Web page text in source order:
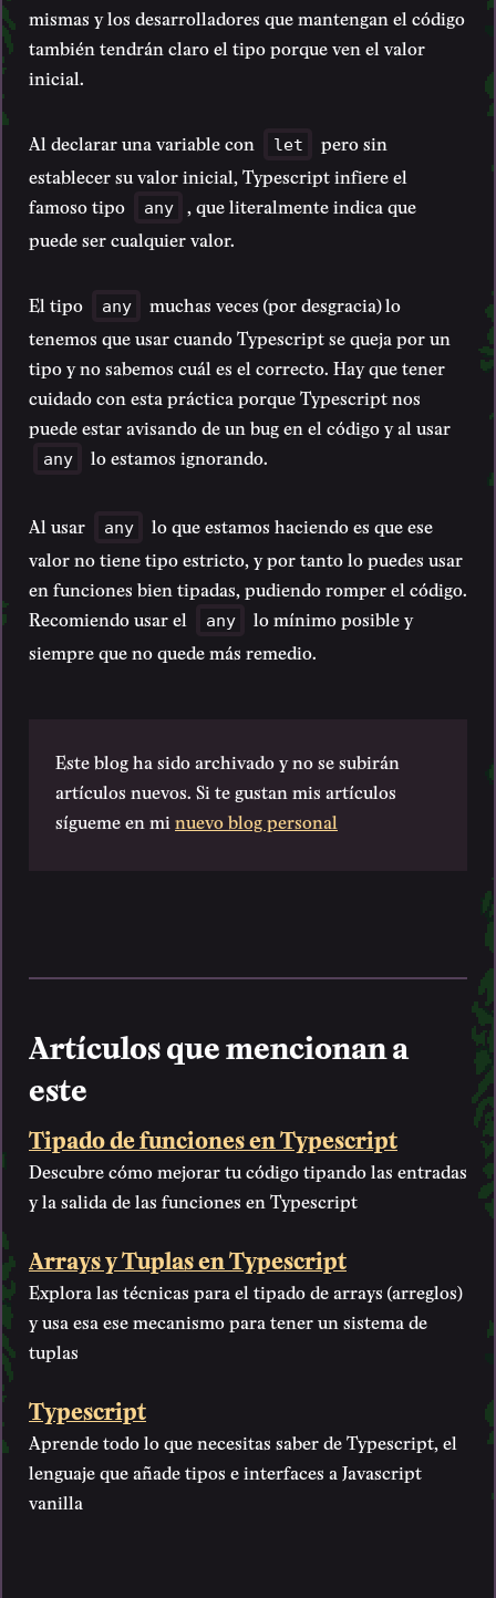
mismas y los desarrolladores que mantengan el código
también tendrán claro el tipo porque ven el valor
inicial.
Al declarar una variable con let
pero sin
establecer su valor inicial, Typescript infiere el
famoso tipo
any
, que literalmente indica que
puede ser cualquier valor.
El tipo any
muchas veces (por desgracia) lo
tenemos que usar cuando Typescript se queja por un
tipo y no sabemos cuál es el correcto. Hay que tener
cuidado con esta práctica porque Typescript nos
puede estar avisando de un bug en el código y al usar
any lo estamos ignorando.
Al usar any
lo que estamos haciendo es que ese
valor no tiene tipo estricto, y por tanto lo puedes usar
en funciones bien tipadas, pudiendo romper el código.
Recomiendo usar el
any
lo mínimo posible y
siempre que no quede más remedio.
Este blog ha sido archivado y no se subirán
artículos nuevos. Si te gustan mis artículos
sígueme en mi nuevo blog personal
Artículos que mencionan a
este
Tipado de funciones en Typescript
Descubre cómo mejorar tu código tipando las entradas
y la salida de las funciones en Typescript
Arrays y Tuplas en Typescript
Explora las técnicas para el tipado de arrays (arreglos)
y usa esa ese mecanismo para tener un sistema de
tuplas
Typescript
Aprende todo lo que necesitas saber de Typescript, el
lenguaje que añade tipos e interfaces a Javascript
vanilla